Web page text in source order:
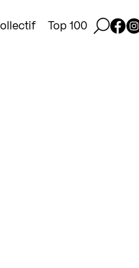
Top 100 Ouvrir la